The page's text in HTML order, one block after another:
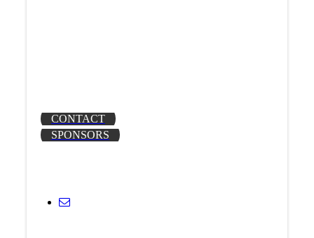
CONTACT
SPONSORS